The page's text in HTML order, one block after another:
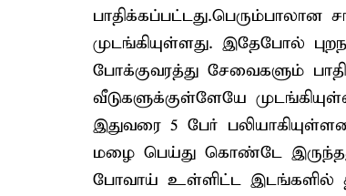
முடங்கியுள்ளது. இதேபோல்
போக்குவரத்து சேவைகளும்
வீடுகளுக்குள்ளேயே
இதுவரை 5 பேர்
மழை பெய்து கொண்டே
போவாய் உள்ளிட்ட இடங்களில்